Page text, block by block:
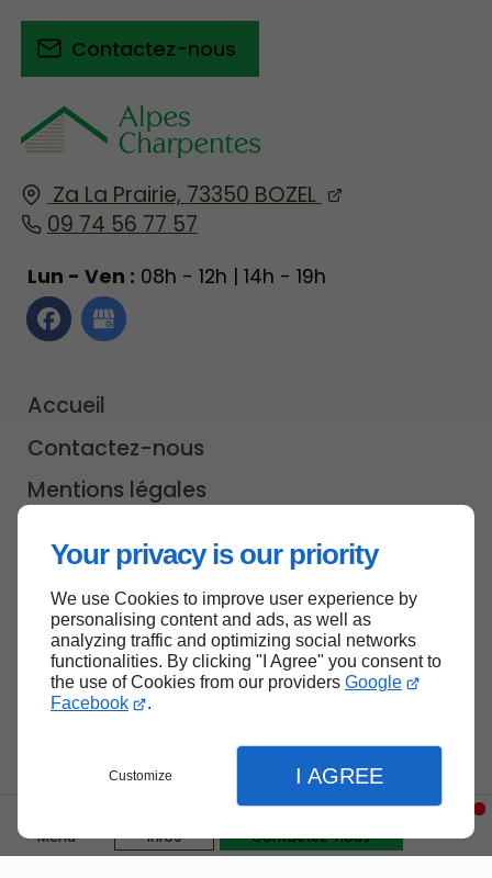
Your privacy is our priority
We use Cookies to improve user experience by
personalising content and ads, as well as
analyzing traffic and optimizing social networks
functionalities. By clicking "I Agree" you consent to
the use of Cookies from our providers Google
Facebook
.
Customize I AGREE
Menu Infos Contactez-nous
Za La Prairie, 73350 BOZEL
09 74 56 77 57
Lun - Ven : 08h - 12h | 14h - 19h
Accueil
Contactez-nous
Mentions légales
Contactez-nous
Haut de page